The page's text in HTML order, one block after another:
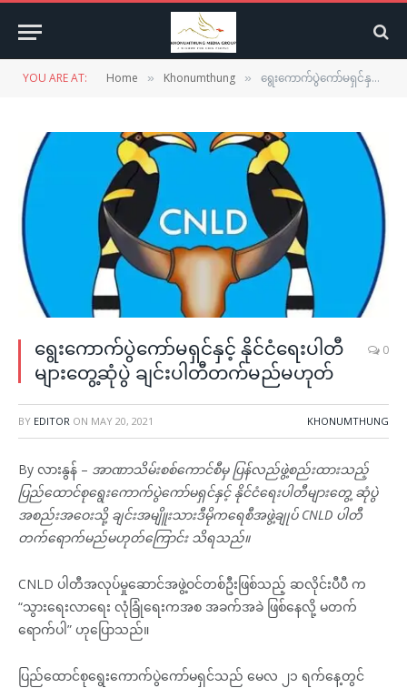
YOU ARE AT: Home » Khonumthung » ရွေးကောက်ပွဲကော်မရှင်နှင့် နိုင်ငံရေးပါတီများတွေ့ဆုံပွဲ ချင်းပါတီတက်မည်မဟုတ်
ရွေးကောက်ပွဲကော်မရှင်နှင့် နိုင်ငံရေးပါတီ
များတွေ့ဆုံပွဲ ချင်းပါတီတက်မည်မဟုတ်
0
BY EDITOR ON MAY 20, 2021 KHONUMTHUNG
By လားနွန် – အာဏာသိမ်းစစ်ကောင်စီမှ ပြန်လည်ဖွဲ့စည်းထားသည့်
ပြည်ထောင်စုရွေးကောက်ပွဲကော်မရှင်နှင့် နိုင်ငံရေးပါတီများတွေ့ ဆုံပွဲ
အစည်းအဝေးသို့ ချင်းအမျိူးသားဒီမိုကရေစီအဖွဲ့ချုပ် CNLD ပါတီ
တက်ရောက်မည်မဟုတ်ကြောင်း သိရသည်။
CNLD ပါတီအလုပ်မှုဆောင်အဖွဲ့ဝင်တစ်ဦးဖြစ်သည့် ဆလိုင်းပီပီ က
“သွားရေးလာရေး လုံခြုံရေးကအစ အခက်အခဲ ဖြစ်နေလို့ မတက်
ရောက်ပါ” ဟုပြောသည်။
ပြည်ထောင်စုရွေးကောက်ပွဲကော်မရှင်သည် မေလ ၂၁ ရက်နေ့တွင်